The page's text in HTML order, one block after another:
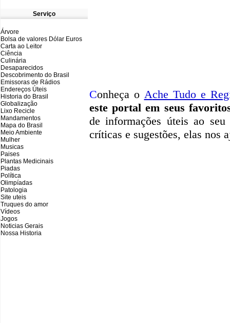
Serviço
Árvore
Bolsa de valores Dólar Euros
Carta ao Leitor
Ciência
Culinária
Desaparecidos
Descobrimento do Brasil
Emissoras de Rádios
Endereços Úteis
Historia do Brasil
Globalização
Lixo Recicle
Mandamentos
Mapa do Brasil
Meio Ambiente
Mulher
Musicas
Paises
Plantas Medicinais
Piadas
Política
Olimpíadas
Patologia
Site uteis
Truques do amor
Vídeos
Jogos
Noticias Gerais
Nossa Historia
Conheça o Ache Tudo e
este portal em seus
de informações úteis ao seu
críticas e sugestões, elas nos